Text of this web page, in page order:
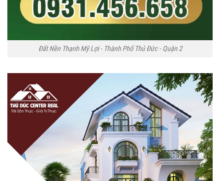
Đất Nền Thạnh Mỹ Lợi - Thành Phố Thủ Đức - Quận 2